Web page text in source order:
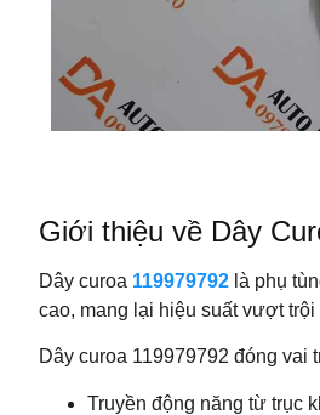
Giới thiệu về Dây
Dây curoa 119979792 là phụ
cao, mang lại hiệu suất vượt trội
Dây curoa 119979792 đóng vai
Truyền động năng từ trục